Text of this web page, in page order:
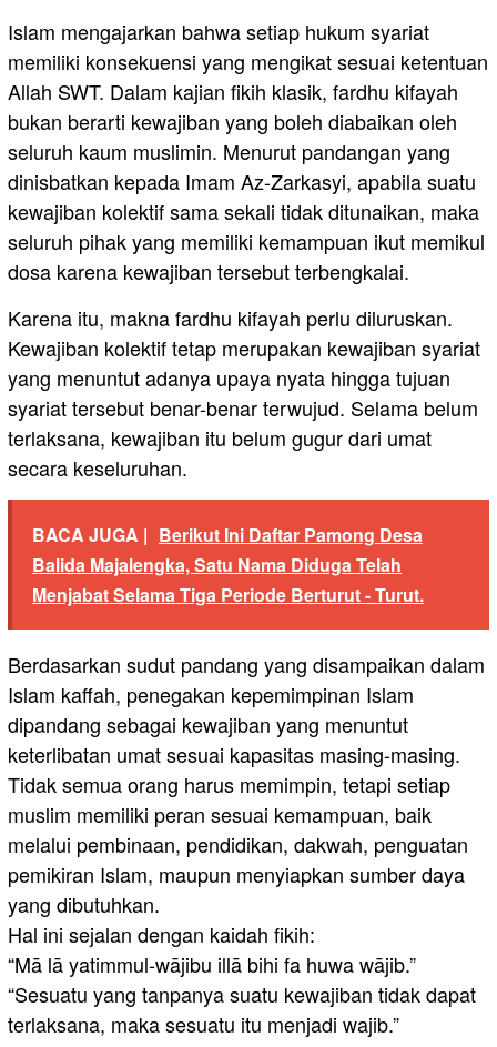
Islam mengajarkan bahwa setiap hukum syariat
memiliki konsekuensi yang mengikat sesuai ketentuan
Allah SWT. Dalam kajian fikih klasik, fardhu kifayah
bukan berarti kewajiban yang boleh diabaikan oleh
seluruh kaum muslimin. Menurut pandangan yang
dinisbatkan kepada Imam Az-Zarkasyi, apabila suatu
kewajiban kolektif sama sekali tidak ditunaikan, maka
seluruh pihak yang memiliki kemampuan ikut memikul
dosa karena kewajiban tersebut terbengkalai.
Karena itu, makna fardhu kifayah perlu diluruskan.
Kewajiban kolektif tetap merupakan kewajiban syariat
yang menuntut adanya upaya nyata hingga tujuan
syariat tersebut benar-benar terwujud. Selama belum
terlaksana, kewajiban itu belum gugur dari umat
secara keseluruhan.
BACA JUGA | Berikut Ini Daftar Pamong Desa
Balida Majalengka, Satu Nama Diduga Telah
Menjabat Selama Tiga Periode Berturut - Turut.
Berdasarkan sudut pandang yang disampaikan dalam
Islam kaffah, penegakan kepemimpinan Islam
dipandang sebagai kewajiban yang menuntut
keterlibatan umat sesuai kapasitas masing-masing.
Tidak semua orang harus memimpin, tetapi setiap
muslim memiliki peran sesuai kemampuan, baik
melalui pembinaan, pendidikan, dakwah, penguatan
pemikiran Islam, maupun menyiapkan sumber daya
yang dibutuhkan.
Hal ini sejalan dengan kaidah fikih:
“Mā lā yatimmul-wājibu illā bihi fa huwa wājib.”
“Sesuatu yang tanpanya suatu kewajiban tidak dapat
terlaksana, maka sesuatu itu menjadi wajib.”